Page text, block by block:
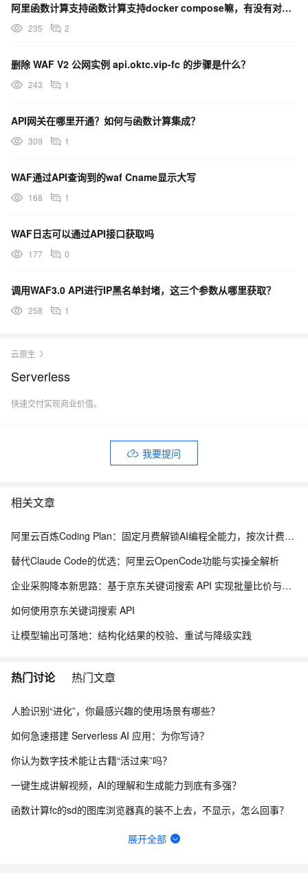
阿里函数计算支持函数计算支持docker compose嘛，有没有对应案例教程？
235 2
删除 WAF V2 公网实例 api.oktc.vip-fc 的步骤是什么？
243 1
API网关在哪里开通？如何与函数计算集成？
309 1
WAF通过API查询到的waf Cname显示大写
168 1
WAF日志可以通过API接口获取吗
177 0
调用WAF3.0 API进行IP黑名单封堵，这三个参数从哪里获取？
258 1
云原生
Serverless
快速交付实现商业价值。
我要提问
相关文章
阿里云百炼Coding Plan：固定月费解锁AI编程全能力，按次计费告别Token焦虑
替代Claude Code的优选：阿里云OpenCode功能与实操全解析
企业采购降本新思路：基于京东关键词搜索 API 实现批量比价与物资寻源
如何使用京东关键词搜索 API
让模型输出可落地：结构化结果的校验、重试与降级实践
热门讨论 热门文章
人脸识别“进化”，你最感兴趣的使用场景有哪些？
如何急速搭建 Serverless AI 应用：为你写诗？
你认为数字技术能让古籍“活过来”吗？
一键生成讲解视频，AI的理解和生成能力到底有多强？
函数计算fc的sd的图库浏览器真的装不上去，不显示，怎么回事？
请问主域名备案了，子域名还要备案吗？
展开全部